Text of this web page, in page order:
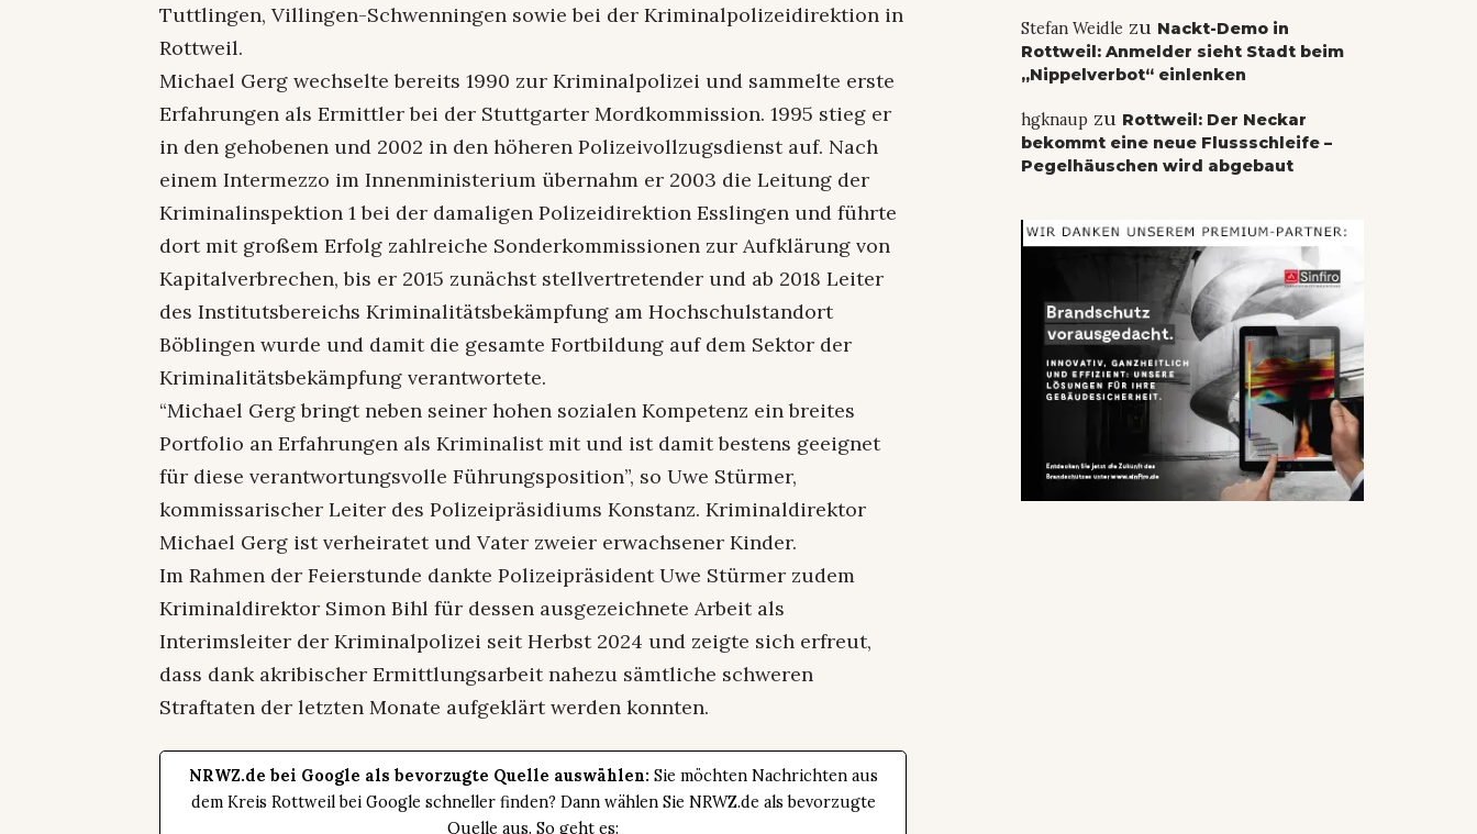
Tuttlingen, Villingen-Schwenningen sowie bei der Kriminalpolizeidirektion in
Rottweil.
Michael Gerg wechselte bereits 1990 zur Kriminalpolizei und sammelte erste
Erfahrungen als Ermittler bei der Stuttgarter Mordkommission. 1995 stieg er
in den gehobenen und 2002 in den höheren Polizeivollzugsdienst auf. Nach
einem Intermezzo im Innenministerium übernahm er 2003 die Leitung der
Kriminalinspektion 1 bei der damaligen Polizeidirektion Esslingen und führte
dort mit großem Erfolg zahlreiche Sonderkommissionen zur Aufklärung von
Kapitalverbrechen, bis er 2015 zunächst stellvertretender und ab 2018 Leiter
des Institutsbereichs Kriminalitätsbekämpfung am Hochschulstandort
Böblingen wurde und damit die gesamte Fortbildung auf dem Sektor der
Kriminalitätsbekämpfung verantwortete.
“Michael Gerg bringt neben seiner hohen sozialen Kompetenz ein breites
Portfolio an Erfahrungen als Kriminalist mit und ist damit bestens geeignet
für diese verantwortungsvolle Führungsposition”, so Uwe Stürmer,
kommissarischer Leiter des Polizeipräsidiums Konstanz. Kriminaldirektor
Michael Gerg ist verheiratet und Vater zweier erwachsener Kinder.
Im Rahmen der Feierstunde dankte Polizeipräsident Uwe Stürmer zudem
Kriminaldirektor Simon Bihl für dessen ausgezeichnete Arbeit als
Interimsleiter der Kriminalpolizei seit Herbst 2024 und zeigte sich erfreut,
dass dank akribischer Ermittlungsarbeit nahezu sämtliche schweren
Straftaten der letzten Monate aufgeklärt werden konnten.
NRWZ.de bei Google als bevorzugte Quelle auswählen: Sie möchten Nachrichten aus
dem Kreis Rottweil bei Google schneller finden? Dann wählen Sie NRWZ.de als bevorzugte
Quelle aus. So geht es:
Stefan Weidle zu Nackt-Demo in
Rottweil: Anmelder sieht Stadt beim
„Nippelverbot“ einlenken
hgknaupzu Rottweil: Der Neckar
bekommt eine neue Flussschleife –
Pegelhäuschen wird abgebaut